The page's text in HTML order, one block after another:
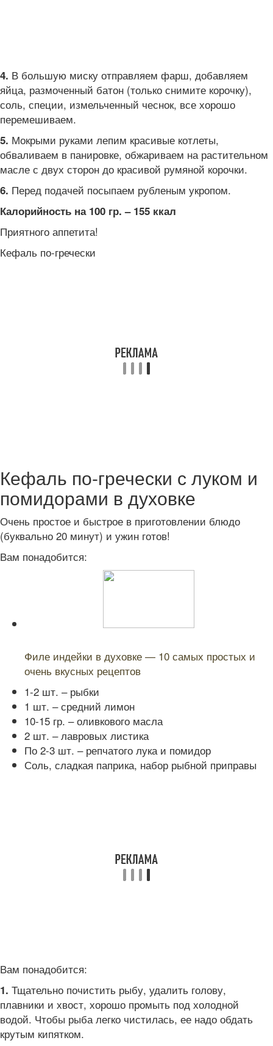
4. В большую миску отправляем фарш, добавляем
яйца, размоченный батон (только снимите корочку),
соль, специи, измельченный чеснок, все хорошо
перемешиваем.
5. Мокрыми руками лепим красивые котлеты,
обваливаем в панировке, обжариваем на растительном
масле с двух сторон до красивой румяной корочки.
6. Перед подачей посыпаем рубленым укропом.
Калорийность на 100 гр. – 155 ккал
Приятного аппетита!
Кефаль по-гречески
Кефаль по-гречески с луком и
помидорами в духовке
Очень простое и быстрое в приготовлении блюдо
(буквально 20 минут) и ужин готов!
Вам понадобится:
Филе индейки в духовке — 10 самых простых и
очень вкусных рецептов
1-2 шт. – рыбки
1 шт. – средний лимон
10-15 гр. – оливкового масла
2 шт. – лавровых листика
По 2-3 шт. – репчатого лука и помидор
Соль, сладкая паприка, набор рыбной приправы
Вам понадобится:
1. Тщательно почистить рыбу, удалить голову,
плавники и хвост, хорошо промыть под холодной
водой. Чтобы рыба легко чистилась, ее надо обдать
крутым кипятком.